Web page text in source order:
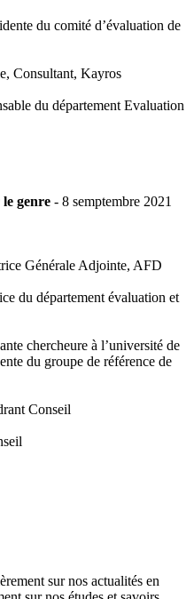
du comité d’évaluation de
Consultant, Kayros
du département Evaluation
genre - 8 semptembre 2021
Générale Adjointe, AFD
du département évaluation et
chercheure à l’université de
du groupe de référence de
Conseil
sur nos actualités en